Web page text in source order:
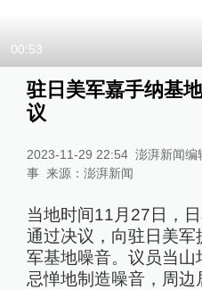
00:53
驻日美军嘉手纳基
议
2023-11-29 22:54 澎湃新闻编
事 来源： 澎湃新闻
当地时间11月27日，
通过决议，向驻日美
军基地噪音。议员当
忌惮地制造噪音，周边